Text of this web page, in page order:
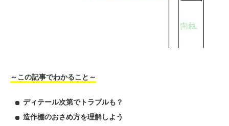
～この記事でわかること～
ディテール次第でトラブルも？
造作棚のおさめ方を理解しよう